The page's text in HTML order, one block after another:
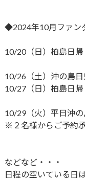
◆2024年10月ファン
10/20（日）柏島日帰
10/26（土）沖の島日
10/27（日）柏島日帰
10/29（火）平日沖
※２名様からご予約
などなど・・・
日程の空いている日